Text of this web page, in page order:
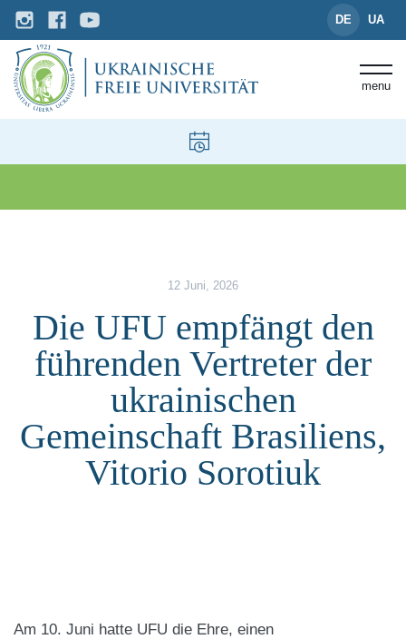
DE UA
menu
12 Juni, 2026
Die UFU empfängt den
führenden Vertreter der
ukrainischen
Gemeinschaft Brasiliens,
Vitorio Sorotiuk
Am 10. Juni hatte UFU die Ehre, einen